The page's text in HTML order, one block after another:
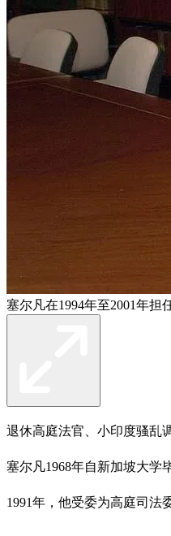
塞尔凡在1994年至2001年担
退休高庭法官、小印度骚乱
塞尔凡1968年自新加坡大学
1991年，他受委为高庭司法